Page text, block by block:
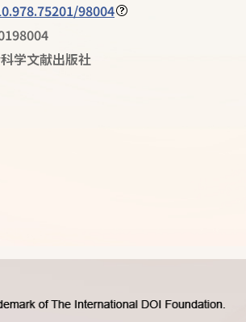
98004
学文献出版社